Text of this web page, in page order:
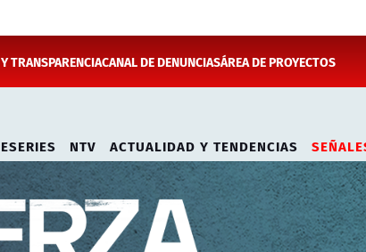
TRANSPARENCIACANAL DE DENUNCIASÁREA DE PROYECTOS
NTV ACTUALIDAD Y TENDENCIAS